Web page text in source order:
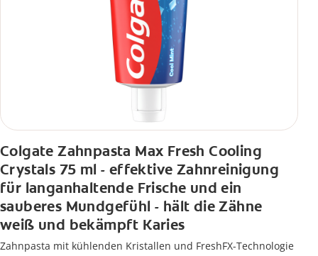
Colgate Zahnpasta Max Fresh Cooling
Crystals 75 ml - effektive Zahnreinigung
für langanhaltende Frische und ein
sauberes Mundgefühl - hält die Zähne
weiß und bekämpft Karies
Zahnpasta mit kühlenden Kristallen und FreshFX-Technologie